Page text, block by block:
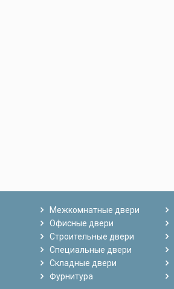
Межкомнатные двери
Офисные двери
Строительные двери
Специальные двери
Складные двери
Фурнитура